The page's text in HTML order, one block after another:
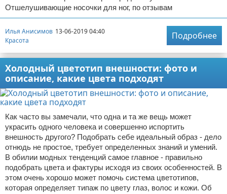
Отшелушивающие носочки для ног, по отзывам
Илья Анисимов 13-06-2019 04:40
Красота
Подробнее
Холодный цветотип внешности: фото и
описание, какие цвета подходят
Как часто вы замечали, что одна и та же вещь может
украсить одного человека и совершенно испортить
внешность другого? Подобрать себе идеальный образ - дело
отнюдь не простое, требует определенных знаний и умений.
В обилии модных тенденций самое главное - правильно
подобрать цвета и фактуры исходя из своих особенностей. В
этом очень хорошо может помочь система цветотипов,
которая определяет типаж по цвету глаз, волос и кожи. Об